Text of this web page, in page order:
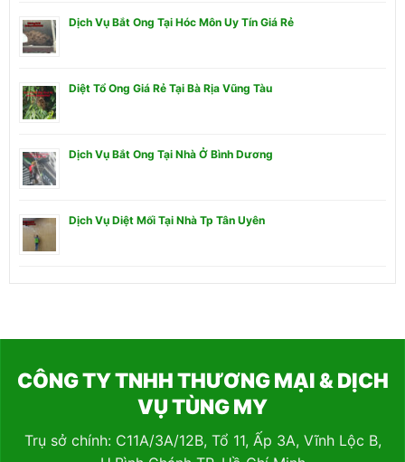
Dịch Vụ Bắt Ong Tại Hóc Môn Uy Tín Giá Rẻ
Diệt Tổ Ong Giá Rẻ Tại Bà Rịa Vũng Tàu
Dịch Vụ Bắt Ong Tại Nhà Ở Bình Dương
Dịch Vụ Diệt Mối Tại Nhà Tp Tân Uyên
CÔNG TY TNHH THƯƠNG MẠI & DỊCH
VỤ TÙNG MY
Trụ sở chính: C11A/3A/12B, Tổ 11, Ấp 3A, Vĩnh Lộc B,